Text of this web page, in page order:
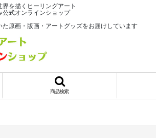
を描くヒーリングアート
公式オンラインショップ
原画・版画・アートグッズをお届けしています
商品検索